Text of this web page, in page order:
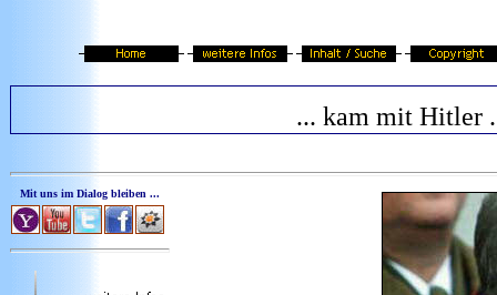
... kam mit Hitler
Mit uns im Dialog bleiben ...